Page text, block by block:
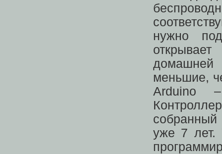
нужно
домашней
меньшие,
Arduino –
собранный
уже 7 лет.